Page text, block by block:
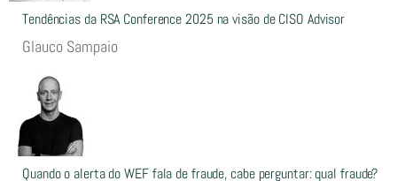
Tendências da RSA Conference 2025 na visão de CISO Advisor
Glauco Sampaio
Quando o alerta do WEF fala de fraude, cabe perguntar: qual fraude?